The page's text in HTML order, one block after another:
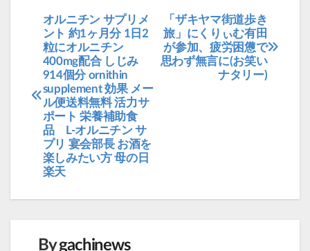
投
稿
ナ
ビ
ゲ
ー
シ
ョ
「ザキヤマ街道歩き
旅」にくりぃむ有田
が参加、疲労困憊で
思わず無言に(お笑い
ナタリー)
オルニチン サプリメ
ント 約1ヶ月分 1日2
粒にオルニチン
400mg配合 しじみ
914個分 ornithin
supplement 効果 メー
ル便送料無料 活力サ
ポート 栄養補助食
品 L-オルニチン サ
プリ 宴会部長 お酒を
楽しみたい方 母の日
楽天
Bygachinews